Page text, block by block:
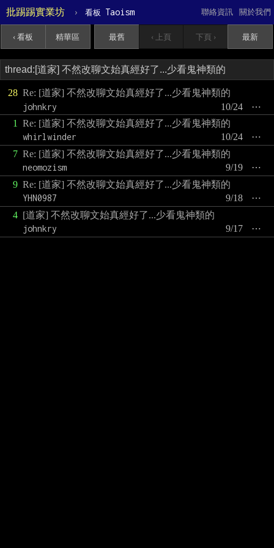
批踢踢實業坊 › 看板 Taoism 關於我們
聯絡資訊
‹ 看板 精華區 最舊 ‹ 上頁 下頁 › 最新
28 Re: [道家] 不然改聊文始真經好了...少看鬼神類的
johnkry
⋯
10/24
1
Re: [道家] 不然改聊文始真經好了...少看鬼神類的
whirlwinder
⋯
10/24
7 Re: [道家] 不然改聊文始真經好了...少看鬼神類的
neomozism
⋯
9/19
9 Re: [道家] 不然改聊文始真經好了...少看鬼神類的
YHN0987
⋯
9/18
4 [道家] 不然改聊文始真經好了...少看鬼神類的
johnkry
⋯
9/17